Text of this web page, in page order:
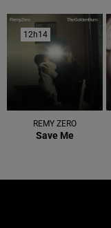
12h14
12h14
REMY ZERO
Save Me